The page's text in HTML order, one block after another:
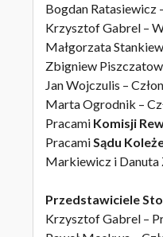
Bogdan Ratasiewicz
Krzysztof Gabrel –
Małgorzata
Zbigniew
Jan Wojczulis –
Marta Ogrodnik –
Pracami Komisji
PracamiSądu
Markiewicz i Danuta
Przedstawiciele
Krzysztof Gabrel –